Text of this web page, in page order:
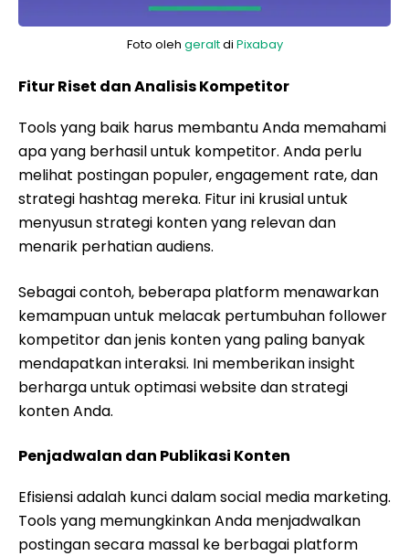
Foto oleh geraltdi Pixabay
Fitur Riset dan Analisis Kompetitor
Tools yang baik harus membantu Anda memahami
apa yang berhasil untuk kompetitor. Anda perlu
melihat postingan populer, engagement rate, dan
strategi hashtag mereka. Fitur ini krusial untuk
menyusun strategi konten yang relevan dan
menarik perhatian audiens.
Sebagai contoh, beberapa platform menawarkan
kemampuan untuk melacak pertumbuhan follower
kompetitor dan jenis konten yang paling banyak
mendapatkan interaksi. Ini memberikan insight
berharga untuk optimasi website dan strategi
konten Anda.
Penjadwalan dan Publikasi Konten
Efisiensi adalah kunci dalam social media marketing.
Tools yang memungkinkan Anda menjadwalkan
postingan secara massal ke berbagai platform